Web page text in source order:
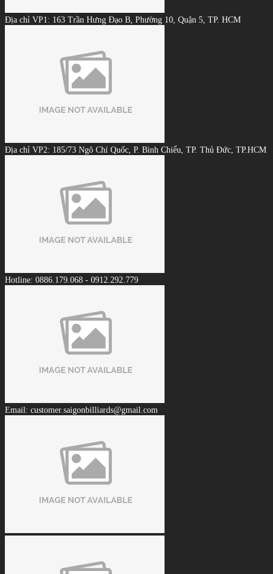
Địa chỉ VP1: 163 Trần Hưng Đạo B, Phường 10, Quận 5, TP. HCM
Địa chỉ VP2: 185/73 Ngô Chí Quốc, P. Bình Chiểu, TP. Thủ Đức, TP.HCM
Hotline: 0886.179.068 - 0912.292.779
Email: customer.saigonbilliards@gmail.com